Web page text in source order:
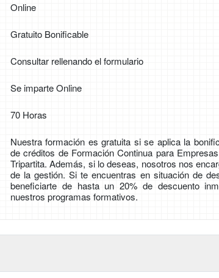
Online
Gratuito Bonificable
Consultar rellenando el formulario
Se imparte Online
70 Horas
Nuestra formación es gratuita si se aplica la
de créditos de Formación Continua para
Tripartita. Además, si lo deseas, nosotros nos
de la gestión. Si te encuentras en situación de
beneficiarte de hasta un 20% de descuento
nuestros programas formativos.